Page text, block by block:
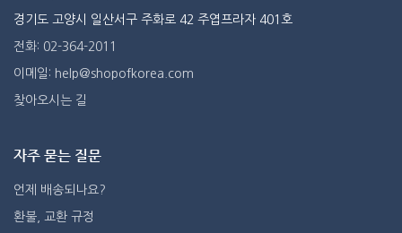
경기도 고양시 일산서구 주화로 42 주엽프라자 401호
전화: 02-364-2011
이메일: help@shopofkorea.com
찾아오시는 길
자주 묻는 질문
언제 배송되나요?
환불, 교환 규정